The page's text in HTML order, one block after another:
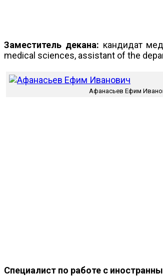
Заместитель декана: кандидат
medical sciences, assistant of the
Афанасьев Ефим
Специалист по работе с